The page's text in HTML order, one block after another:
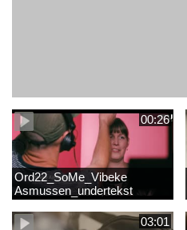
00:26
Ord22_SoMe_Vibeke
Asmussen_undertekst
03:01